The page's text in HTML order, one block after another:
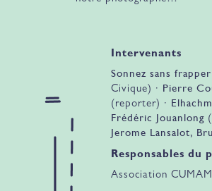
Intervenants
Sonnez sans frapper
Civique) · Pierre
(reporter) ·
Frédéric Jouanlong
Jerome Lansalot,
Responsables du
Association